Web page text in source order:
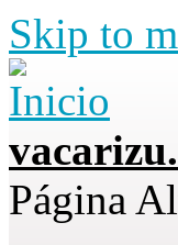
Skip to
Página